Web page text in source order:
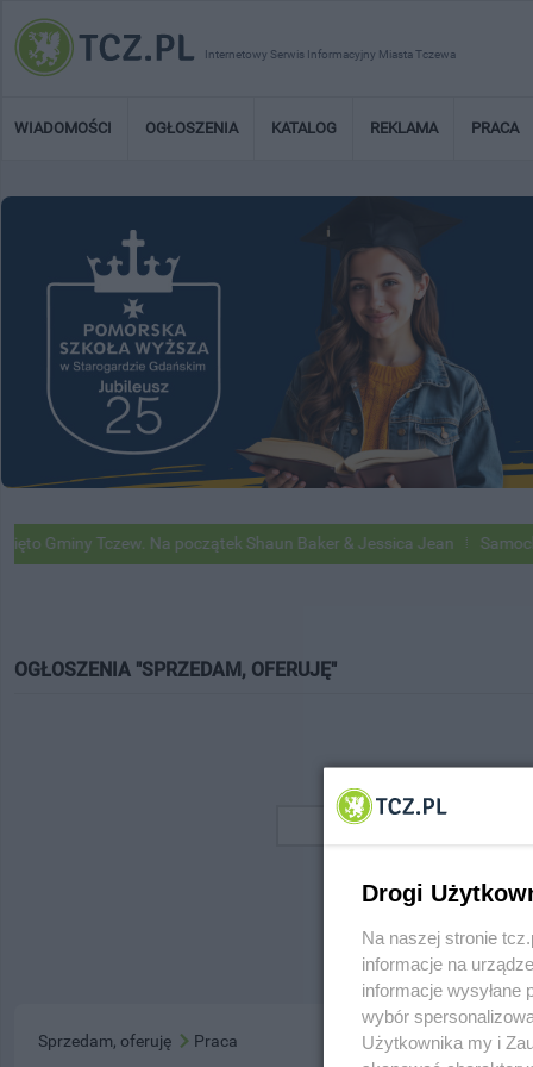
Internetowy Serwis Informacyjny Miasta Tczewa
WIADOMOŚCI OGŁOSZENIA KATALOG REKLAMA PRACA
Gminy Tczew. Na początek Shaun Baker & Jessica Jean
OGŁOSZENIA "SPRZEDAM, OFERUJĘ"
Sprzedam, oferuję Praca
Drogi
Na naszej stronie
informacje na
informacje wysyłane
wybór
Użytkownika my i